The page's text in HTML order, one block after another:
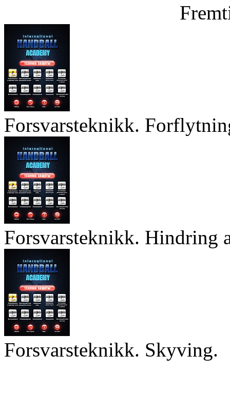
Forsvarsteknikk.
Forsvarsteknikk. Hindring
Forsvarsteknikk. Skyving.